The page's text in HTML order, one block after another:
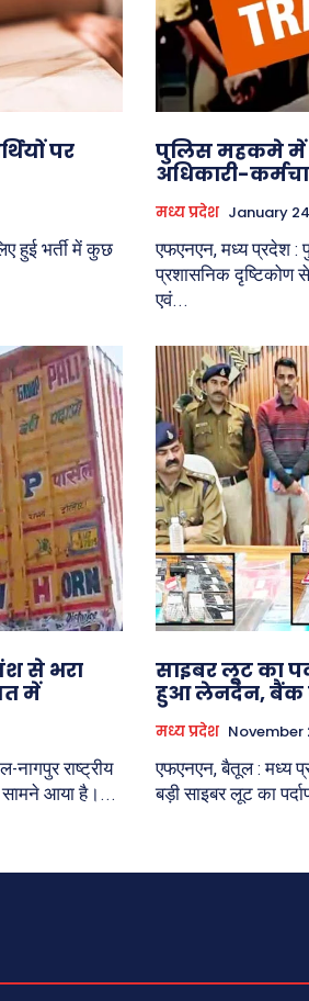
पर
हुई भर्ती में कुछ
पुलिस महकमे में
अधिकारी-
मध्य प्रदेश January
एफएनएन, मध्य प्रदेश :
प्रशासनिक दृष्टिकोण
एवं...
से भरा
में
राष्ट्रीय
सामने आया है।...
साइबर लूट का
हुआ लेनदेन, बैंक
मध्य प्रदेश November
एफएनएन, बैतूल : मध्य
बड़ी साइबर लूट का